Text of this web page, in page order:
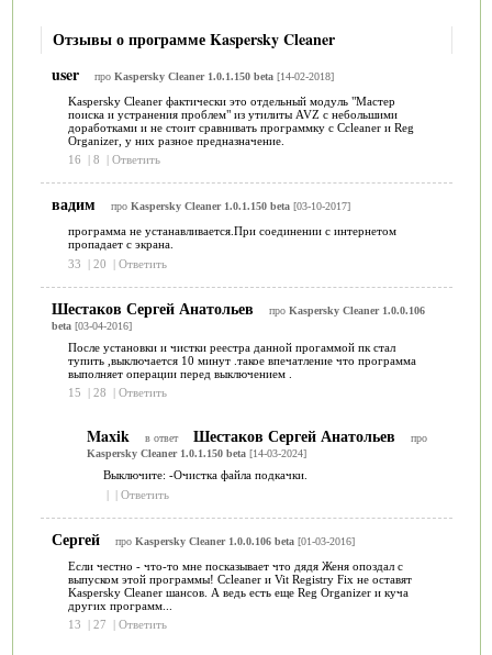
Отзывы о программе Kaspersky Cleaner
user
про Kaspersky Cleaner 1.0.1.150 beta[14-02-2018]
Kaspersky Cleaner фактически это отдельный модуль "Мастер
поиска и устранения проблем" из утилиты AVZ c небольшими
доработками и не стоит сравнивать программку с Ccleaner и Reg
Organizer, у них разное предназначение.
16
8 Ответить
вадим про Kaspersky Cleaner 1.0.1.150 beta[03-10-2017]
программа не устанавливается.При соединении с интернетом
пропадает с экрана.
33
| 20 | Ответить
Шестаков Сергей Анатольев про Kaspersky Cleaner 1.0.0.106
beta[03-04-2016]
После установки и чистки реестра данной прогаммой пк стал
тупить ,выключается 10 минут .такое впечатление что программа
выполняет операции перед выключением .
15
28 Ответить
Maxik в ответ Шестаков Сергей Анатольев
про
Kaspersky Cleaner 1.0.1.150 beta[14-03-2024]
Выключите: -Очистка файла подкачки.
| | Ответить
Сергей про Kaspersky Cleaner 1.0.0.106 beta[01-03-2016]
Если честно - что-то мне посказывает что дядя Женя опоздал с
выпуском этой программы! Ccleaner и Vit Registry Fix не оставят
Kaspersky Cleaner шансов. А ведь есть еще Reg Organizer и куча
других программ...
13
27 Ответить